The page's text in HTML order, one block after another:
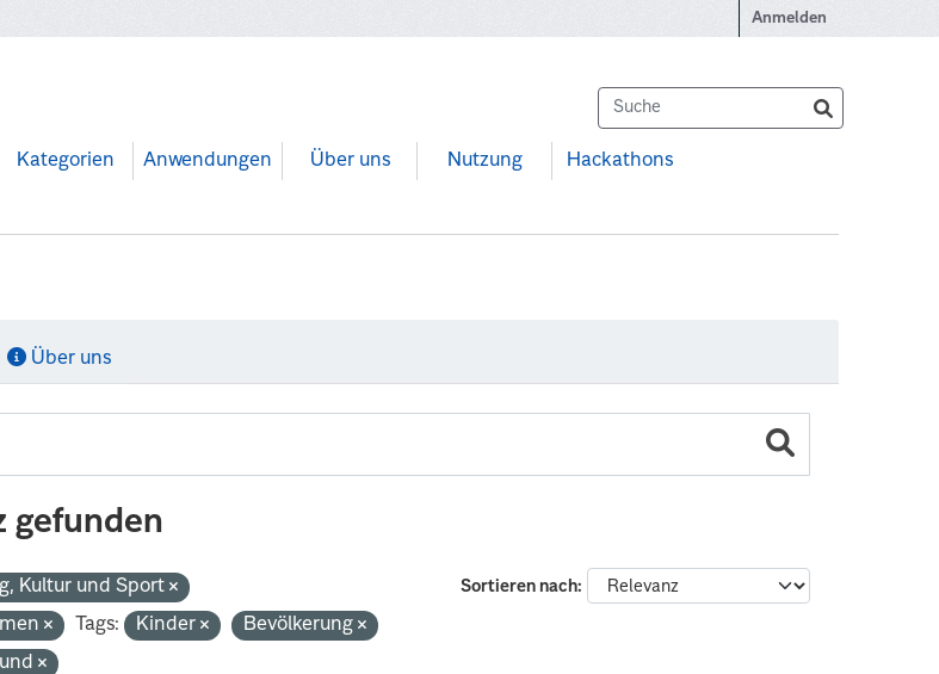
Anmelden
Kategorien Anwendungen Über uns Nutzung Hackathons
Über uns
gefunden
Sortieren nach
Kultur und Sport
Tags: Kinder
Bevölkerung